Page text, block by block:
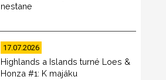
nestane
17.07.2026
Highlands a Islands turné Loes &
Honza #1: K majáku